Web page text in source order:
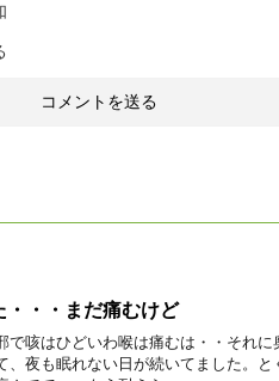
・・・まだ痛むけど
で咳はひどいわ喉は痛むは・・それ
、夜も眠れない日が続いてました。